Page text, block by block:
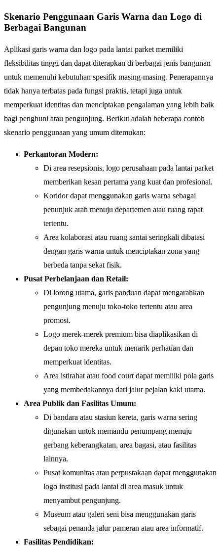
Skenario Penggunaan Garis Warna dan Logo di
Berbagai Bangunan
Aplikasi garis warna dan logo pada lantai parket memiliki
fleksibilitas tinggi dan dapat diterapkan di berbagai jenis bangunan
untuk memenuhi kebutuhan spesifik masing-masing. Penerapannya
tidak hanya terbatas pada fungsi praktis, tetapi juga untuk
memperkuat identitas dan menciptakan pengalaman yang lebih baik
bagi penghuni atau pengunjung. Berikut adalah beberapa contoh
skenario penggunaan yang umum ditemukan:
Perkantoran Modern:
Di area resepsionis, logo perusahaan pada lantai parket
memberikan kesan pertama yang kuat dan profesional.
Koridor dapat menggunakan garis warna sebagai
penunjuk arah menuju departemen atau ruang rapat
tertentu.
Area kolaborasi atau ruang santai seringkali dibatasi
dengan garis warna untuk menciptakan zona yang
berbeda tanpa sekat fisik.
Pusat Perbelanjaan dan Retail:
Di lorong utama, garis panduan dapat mengarahkan
pengunjung menuju toko-toko tertentu atau area
promosi.
Logo merek-merek premium bisa diaplikasikan di
depan toko mereka untuk menarik perhatian dan
memperkuat identitas.
Area istirahat atau food court dapat memiliki pola garis
yang membedakannya dari jalur pejalan kaki utama.
Area Publik dan Fasilitas Umum:
Di bandara atau stasiun kereta, garis warna sering
digunakan untuk memandu penumpang menuju
gerbang keberangkatan, area bagasi, atau fasilitas
lainnya.
Pusat komunitas atau perpustakaan dapat menggunakan
logo institusi pada lantai di area masuk untuk
menyambut pengunjung.
Museum atau galeri seni bisa menggunakan garis
sebagai penanda jalur pameran atau area informatif.
Fasilitas Pendidikan: